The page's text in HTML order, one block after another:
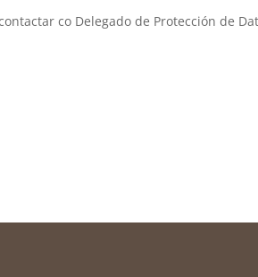
co Delegado de Protección de